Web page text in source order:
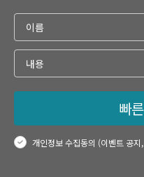
빠
개인정보 수집동의 (이벤트 공